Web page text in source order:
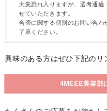
大変恐れ入りますが、選考通過
せていただきます。
合否に関する個別のお問い合
了承ください。
興味のある方はぜひ下記のリ
4MEEE美容部